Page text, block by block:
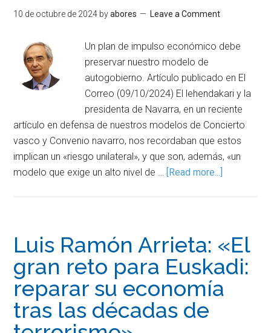
10 de octubre de 2024 byabores Leave a Comment
Un plan de impulso económico debe
preservar nuestro modelo de
autogobierno. Artículo publicado en El
Correo (09/10/2024) El lehendakari y la
presidenta de Navarra, en un reciente
artículo en defensa de nuestros modelos de Concierto
vasco y Convenio navarro, nos recordaban que estos
implican un «riesgo unilateral», y que son, además, «un
modelo que exige un alto nivel de … [Read more...]
Luis Ramón Arrieta: «El
gran reto para Euskadi:
reparar su economía
tras las décadas de